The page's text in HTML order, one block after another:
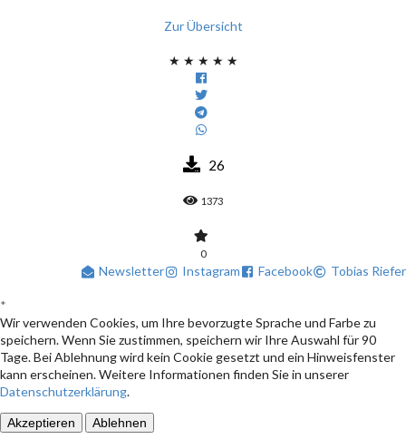
Zur Übersicht
★ ★ ★ ★ ★
26
1373
0
Newsletter Instagram Facebook Tobias Riefer
*
Wir verwenden Cookies, um Ihre bevorzugte Sprache und Farbe zu
speichern. Wenn Sie zustimmen, speichern wir Ihre Auswahl für 90
Tage. Bei Ablehnung wird kein Cookie gesetzt und ein Hinweisfenster
kann erscheinen. Weitere Informationen finden Sie in unserer
Datenschutzerklärung.
Akzeptieren Ablehnen